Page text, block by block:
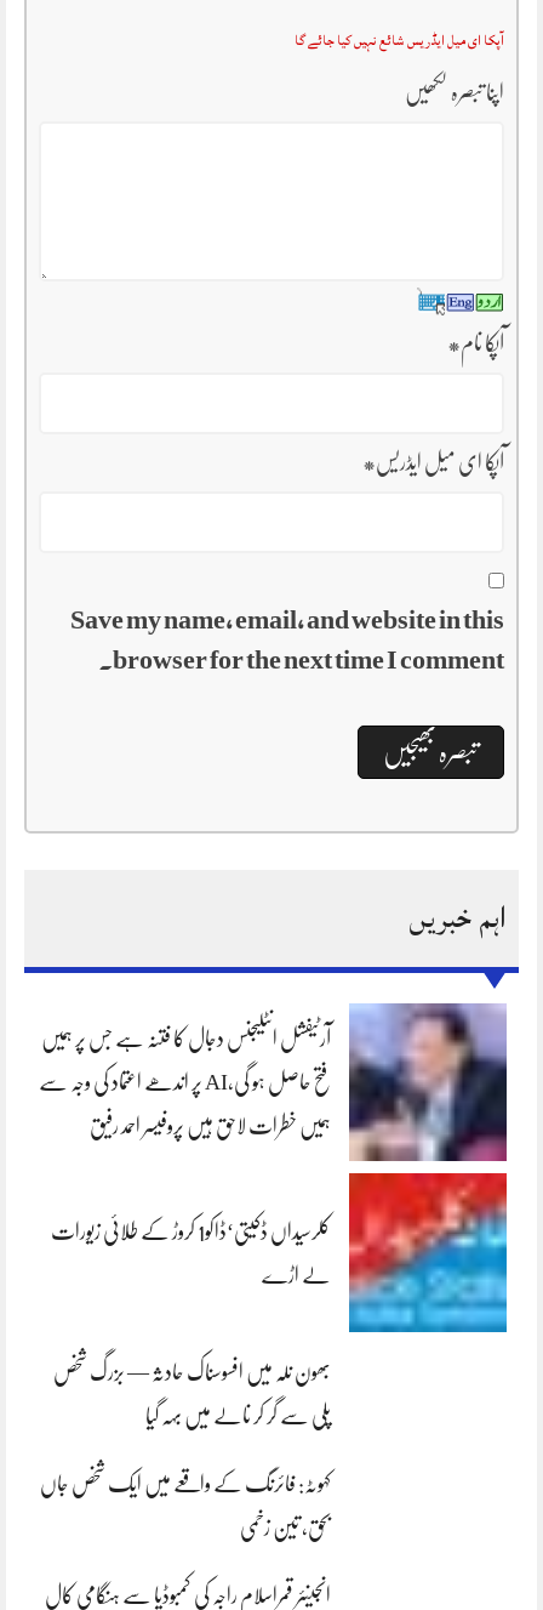
آپکا ای میل ایڈریس شائع نہیں کیا جائے گا
اپنا تبصرہ لکھیں
آپکا نام*
آپکا ای میل ایڈریس*
Save my name, email, and website in this
browser for the next time I comment.
اہم خبریں
آرٹیفشل انٹلیجنس دجال کا فتنہ ہے جس پر ہمیں
فتح حاصل ہو گی،AI پر اندھے اعتماد کی وجہ سے
ہمیں خطرات لاحق ہیں پروفیسر احمد رفیق
کلرسیداں ڈکیتی‘ڈاکو1 کروڑ کے طلائی زیورات
لے اڑے
بھون نلہ میں افسوسناک حادثہ — بزرگ شخص
پلی سے گر کر نالے میں بہہ گیا
کہوٹہ: فائرنگ کے واقعے میں ایک شخص جاں
بحق، تین زخمی
انجینئر قمراسلام راجہ کی کمبوڈیا سے ہنگامی کال